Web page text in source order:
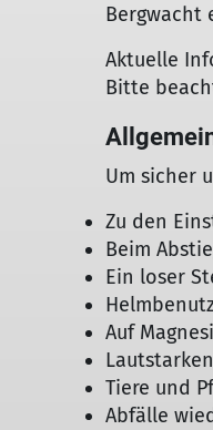
Bergwacht
Aktuelle
Bitte
Um sicher
Zu den
Beim
Ein loser
Auf
Tiere und
Abfälle